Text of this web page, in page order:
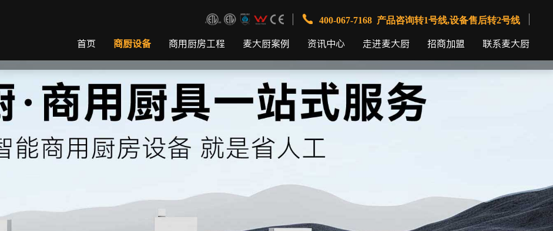
400-067-7168 产品咨询转1号线,设备售后转2号线
首页 商厨设备 商用厨房工程 麦大厨案例 资讯中心 走进麦大厨 招商加盟 联系麦大厨